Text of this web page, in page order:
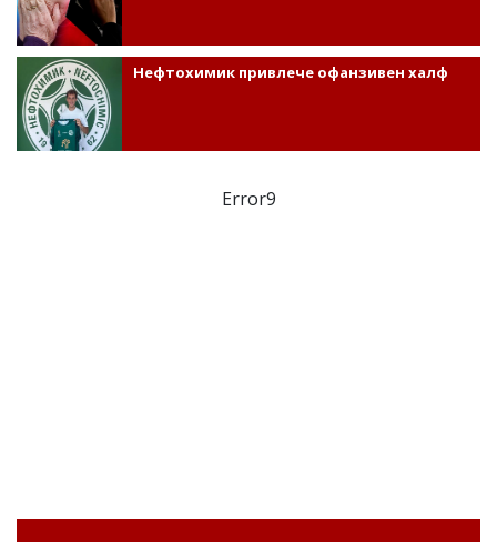
Нефтохимик привлече офанзивен халф
Error9